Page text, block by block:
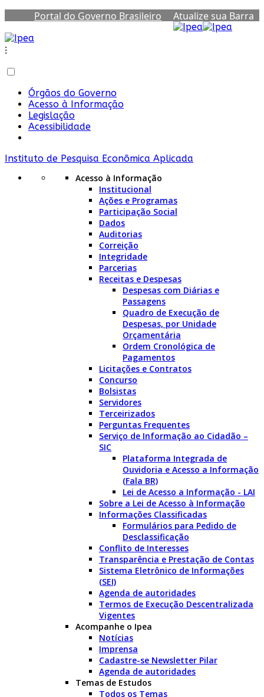
Portal do Governo Brasileiro
Atualize sua Barra
⁝
Órgãos do Governo
Acesso à Informação
Legislação
Acessibilidade
Instituto de Pesquisa Econômica Aplicada
Acesso à Informação
Institucional
Ações e Programas
Participação Social
Dados
Auditorias
Correição
Integridade
Parcerias
Receitas e Despesas
Despesas com Diárias e
Passagens
Quadro de Execução de
Despesas, por Unidade
Orçamentária
Ordem Cronológica de
Pagamentos
Licitações e Contratos
Concurso
Bolsistas
Servidores
Terceirizados
Perguntas Frequentes
Serviço de Informação ao Cidadão –
SIC
Plataforma Integrada de
Ouvidoria e Acesso a Informação
(Fala BR)
Lei de Acesso a Informação - LAI
Sobre a Lei de Acesso à Informação
Informações Classificadas
Formulários para Pedido de
Desclassificação
Conflito de Interesses
Transparência e Prestação de Contas
Sistema Eletrônico de Informações
(SEI)
Agenda de autoridades
Termos de Execução Descentralizada
Vigentes
Acompanhe o Ipea
Notícias
Imprensa
Cadastre-se Newsletter Pilar
Agenda de autoridades
Temas de Estudos
Todos os Temas